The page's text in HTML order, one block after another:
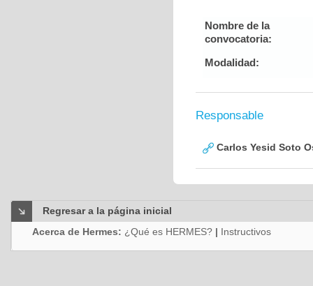
Nombre de la
convocatoria:
Modalidad:
Responsable
Carlos Yesid Soto
Regresar a la página inicial
Acerca de Hermes: ¿Qué es HERMES? | Instructivos